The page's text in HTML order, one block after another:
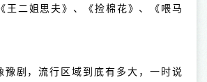
王二姐思夫》、《捡棉花》、《喂马
豫剧，流行区域到底有多大，一时说